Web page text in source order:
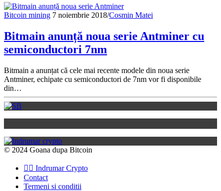
Bitcoin mining 7 noiembrie 2018/Cosmin Matei
Bitmain anunță noua serie Antminer cu
semiconductori 7nm
Bitmain a anunțat că cele mai recente modele din noua serie
Antminer, echipate cu semiconductori de 7nm vor fi disponibile
din…
© 2024 Goana dupa Bitcoin
👉🏽 Indrumar Crypto
Contact
Termeni si conditii